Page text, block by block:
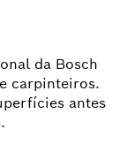
da Bosch
carpinteiros.
antes